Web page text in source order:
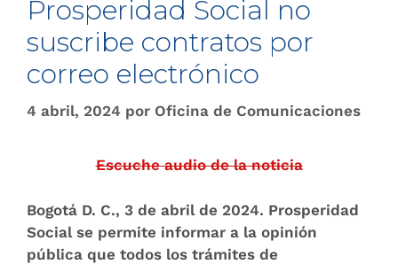
Prosperidad Social no
suscribe contratos por
correo electrónico
4 abril, 2024 por Oficina de Comunicaciones
Escuche audio de la noticia
Bogotá D. C., 3 de abril de 2024. Prosperidad
Social se permite informar a la opinión
pública que todos los trámites de